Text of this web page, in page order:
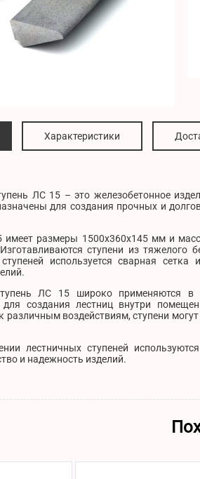
Характеристики
ЛС 15 – это железобетонное
для создания прочных и
имеет размеры 1500х360х145 мм и
ступени из
используется сварная
ЛС 15 широко применяются
для создания лестниц внутри
различным воздействиям, ступени
лестничных ступеней
и надежность изделий.